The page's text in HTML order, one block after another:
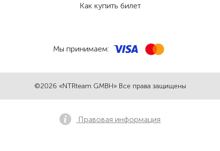
©2026 «NTRteam GMBH» Все права защищены
Как купить билет
Мы принимаем:
Правовая информация